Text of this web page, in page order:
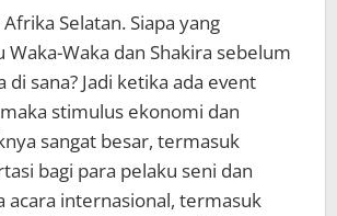
Selatan. Siapa yang
Waka-Waka dan Shakira sebelum
di sana? Jadi ketika ada event
stimulus ekonomi dan
sangat besar, termasuk
bagi para pelaku seni dan
acara internasional, termasuk